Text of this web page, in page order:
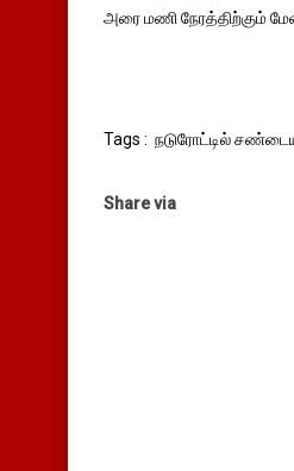
அரை மணி நேரத்திற்கும்
Tags : நடுரோட்டில்
Share via